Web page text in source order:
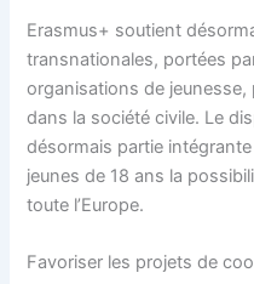
Erasmus+ soutient
transnationales, portées
organisations de
dans la société civile. Le
désormais partie
jeunes de 18 ans la
toute l’Europe.
Favoriser les projets de